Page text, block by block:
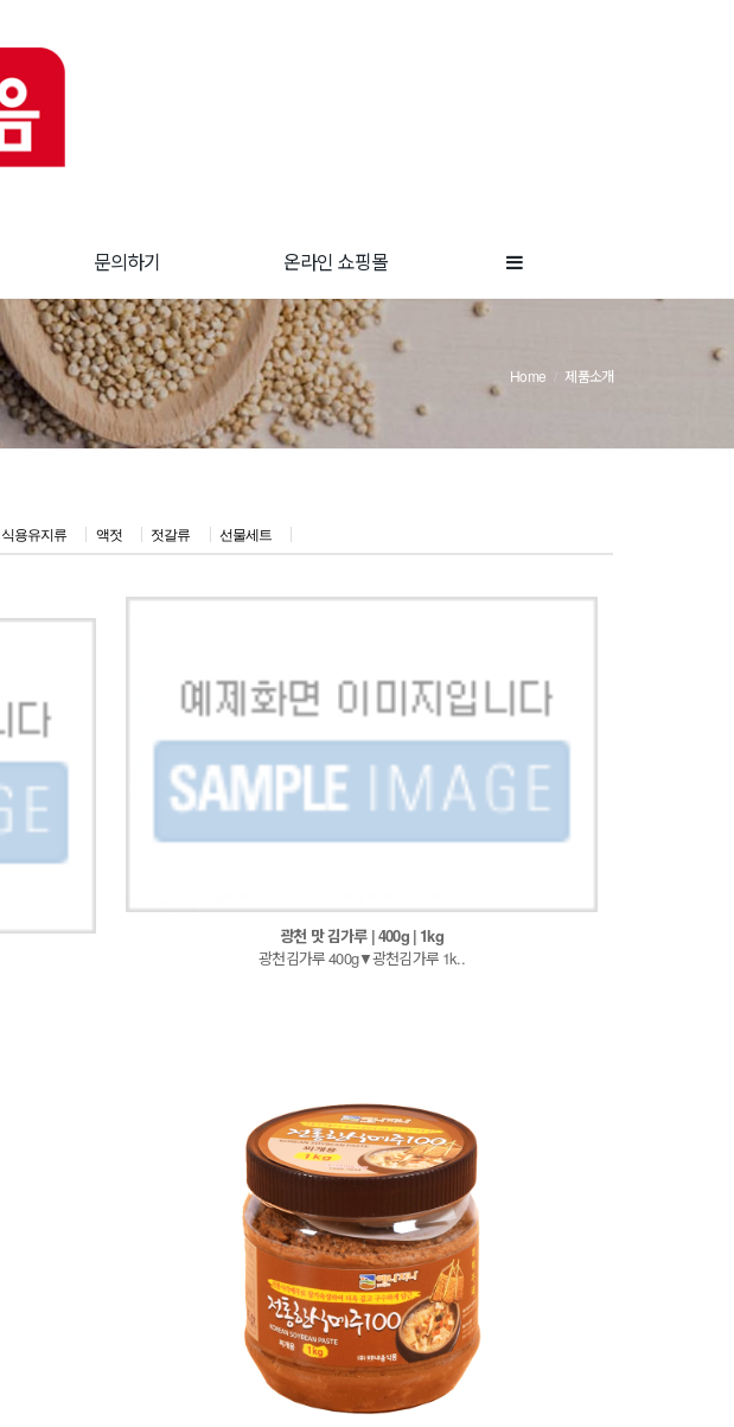
문의하기 온라인 쇼핑몰
Home 제품소개
식용유지류 액젓 젓갈류 선물세트
광천 맛 김가루 | 400g | 1kg
광천김가루 400g▼광천김가루 1k..